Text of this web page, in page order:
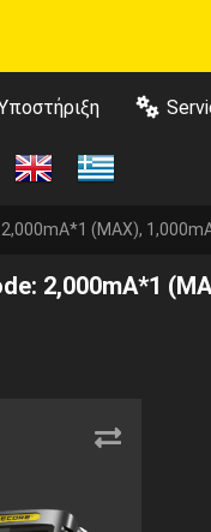
(MAX),
2,000mA*1